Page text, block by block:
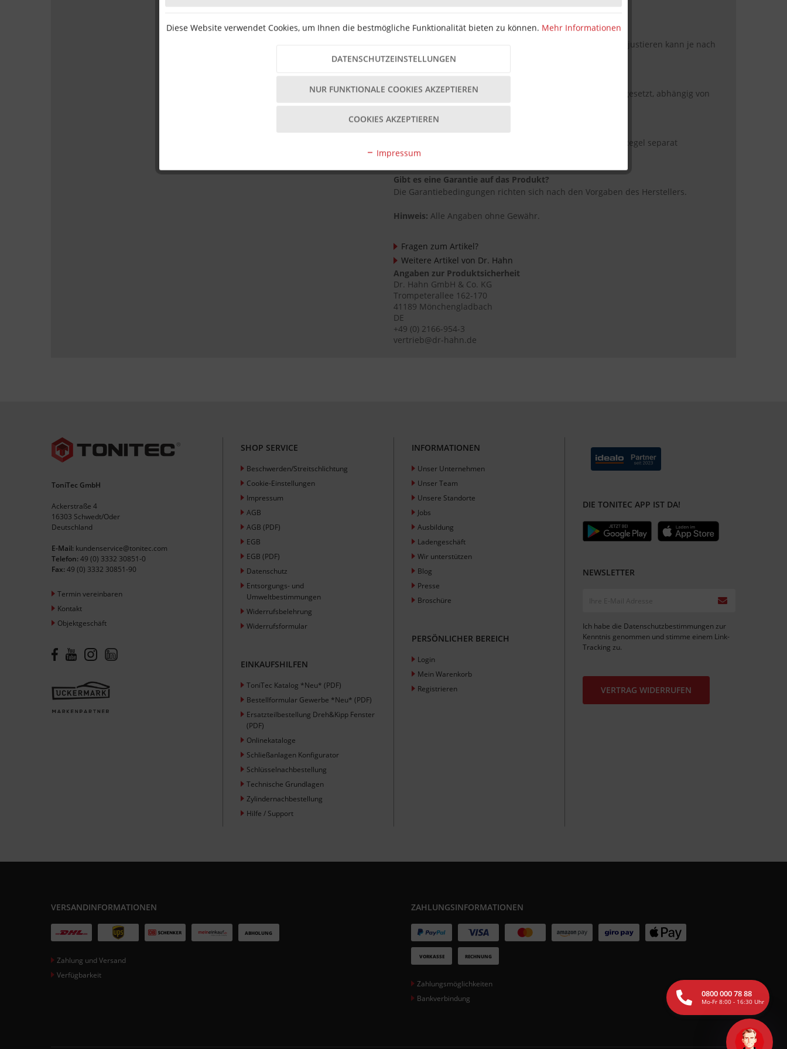
Muss das Band regelmäßig gewartet werden?
Das Band ist wartungsarm konstruiert; gelegentliches Nachjustieren kann je nach
Nutzung sinnvoll sein.
In der Regel werden pro Türflügel zwei bis drei Bänder eingesetzt, abhängig von
Ersatzteile wie Abdeckkappen oder Schrauben sind in der Regel separat
erhältlich; Details dazu sind herstellerabhängig.
Gibt es eine Garantie auf das Produkt?
Die Garantiebedingungen richten sich nach den Vorgaben des Herstellers.
Hinweis: Alle Angaben ohne Gewähr.
Fragen zum Artikel?
Weitere Artikel von Dr. Hahn
Angaben zur Produktsicherheit
Dr. Hahn GmbH & Co. KG
Trompeterallee 162-170
41189 Mönchengladbach
DE
+49 (0) 2166-954-3
vertrieb@dr-hahn.de
ToniTec GmbH
Ackerstraße 4
16303 Schwedt/Oder
Deutschland
E-Mail: kundenservice@tonitec.com
Telefon: 49 (0) 3332 30851-0
Fax: 49 (0) 3332 30851-90
Termin vereinbaren
Kontakt
Objektgeschäft
SHOP SERVICE
Beschwerden/Streitschlichtung
Cookie-Einstellungen
Impressum
AGB
AGB (PDF)
EGB
EGB (PDF)
Datenschutz
Entsorgungs- und
Umweltbestimmungen
Widerrufsbelehrung
Widerrufsformular
EINKAUFSHILFEN
ToniTec Katalog *Neu* (PDF)
Bestellformular Gewerbe *Neu* (PDF)
Ersatzteilbestellung Dreh&Kipp Fenster
(PDF)
Onlinekataloge
Schließanlagen Konfigurator
Schlüsselnachbestellung
Technische Grundlagen
Zylindernachbestellung
Hilfe / Support
INFORMATIONEN
Unser Unternehmen
Unser Team
Unsere Standorte
Jobs
Ausbildung
Ladengeschäft
Wir unterstützen
Blog
Presse
Broschüre
PERSÖNLICHER BEREICH
Login
Mein Warenkorb
Registrieren
DIE TONITEC APP IST DA!
NEWSLETTER
Ich habe die Datenschutzbestimmungenzur
Kenntnis genommen und stimme einem Link-
Tracking zu.
VERTRAG WIDERRUFEN
VERSANDINFORMATIONEN
Zahlung und Versand
Verfügbarkeit
ZAHLUNGSINFORMATIONEN
Zahlungsmöglichkeiten
Bankverbindung
Diese Website verwendet Cookies, um Ihnen die bestmögliche Funktionalität bieten zu können. Mehr Informationen
DATENSCHUTZEINSTELLUNGEN
NUR FUNKTIONALE COOKIES AKZEPTIEREN
COOKIES AKZEPTIEREN
Impressum
0800 000 78 88
Mo-Fr 8:00 - 16:30 Uhr